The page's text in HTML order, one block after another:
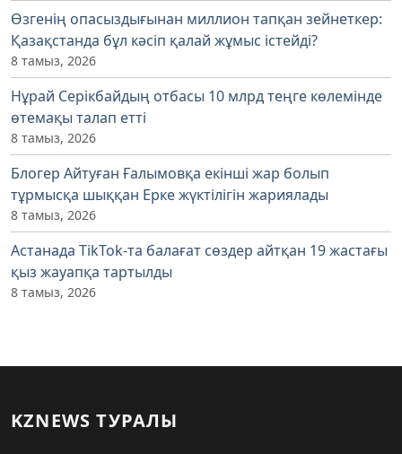
Өзгенің опасыздығынан миллион тапқан зейнеткер:
Қазақстанда бұл кәсіп қалай жұмыс істейді?
8 тамыз, 2026
Нұрай Серікбайдың отбасы 10 млрд теңге көлемінде
өтемақы талап етті
8 тамыз, 2026
Блогер Айтуған Ғалымовқа екінші жар болып
тұрмысқа шыққан Ерке жүктілігін жариялады
8 тамыз, 2026
Астанада TikTok-та балағат сөздер айтқан 19 жастағы
қыз жауапқа тартылды
8 тамыз, 2026
KZNEWS ТУРАЛЫ